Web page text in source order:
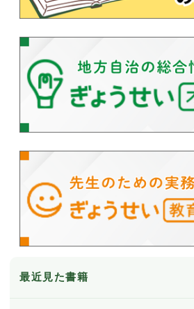
最近見た書籍